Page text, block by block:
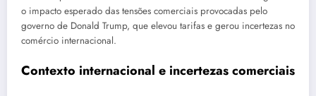
o impacto esperado das tensões comerciais provocadas pelo
governo de Donald Trump, que elevou tarifas e gerou incertezas no
comércio internacional.
Contexto internacional e incertezas comerciais